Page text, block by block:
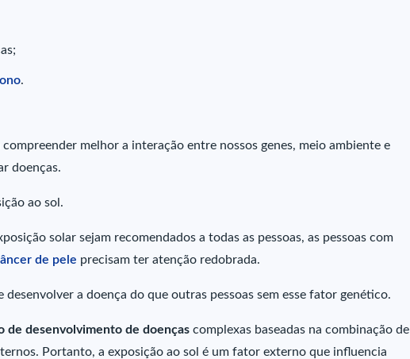
.
melhor a interação entre nossos genes, meio ambiente e
doenças.
ao sol.
solar sejam recomendados a todas as pessoas, as pessoas com
de pele precisam ter atenção redobrada.
a doença do que outras pessoas sem esse fator genético.
de desenvolvimento de doenças complexas baseadas na combinação de
Portanto, a exposição ao sol é um fator externo que influencia